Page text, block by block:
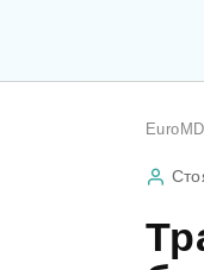
EuroMD